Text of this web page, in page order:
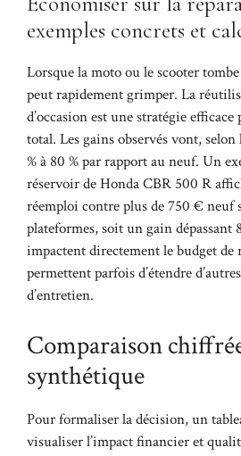
exemples concrets et
Lorsque la moto ou le scooter
peut rapidement grimper. La
d’occasion est une stratégie
total. Les gains observés vont, selon
% à 80 % par rapport au neuf. Un
réservoir de Honda CBR 500 R
réemploi contre plus de 750 € neuf
plateformes, soit un gain dépassant
impactent directement le budget de
permettent parfois d’étendre
d’entretien.
Comparaison
synthétique
Pour formaliser la décision, un
visualiser l’impact financier et